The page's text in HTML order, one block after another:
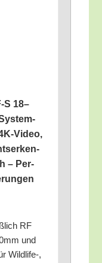
18–
Sys­tem­
Video,
– Per­
RF
und
Wildlife‑,